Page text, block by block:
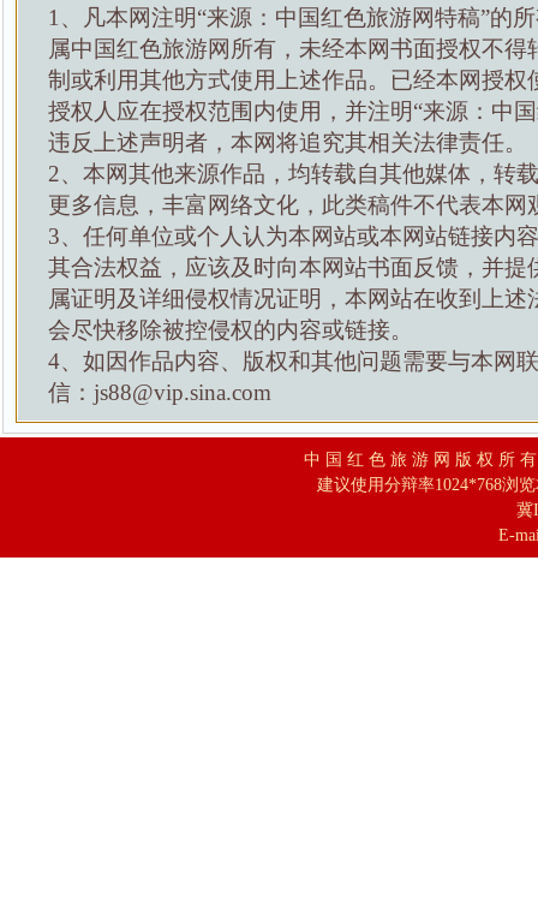
1、凡本网注明“来源：中国红色旅游网特稿”的
属中国红色旅游网所有，未经本网书面授权不得
制或利用其他方式使用上述作品。已经本网授权
授权人应在授权范围内使用，并注明“来源：中
违反上述声明者，本网将追究其相关法律责任。
2、本网其他来源作品，均转载自其他媒体，转
更多信息，丰富网络文化，此类稿件不代表本网
3、任何单位或个人认为本网站或本网站链接内
其合法权益，应该及时向本网站书面反馈，并提
属证明及详细侵权情况证明，本网站在收到上述
会尽快移除被控侵权的内容或链接。
4、如因作品内容、版权和其他问题需要与本网
信：js88@vip.sina.com
中 国 红 色 旅 游 网 版 权 所
建议使用分辩率1024*768浏
冀
E-